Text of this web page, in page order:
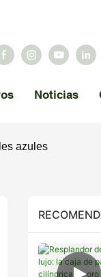
Noticias
azules